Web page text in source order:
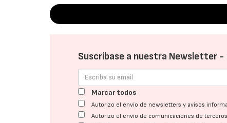
Suscríbase a nuestra Newsletter -
Marcar todos
Autorizo el envío de newsletters y avisos
Autorizo el envío de comunicaciones de